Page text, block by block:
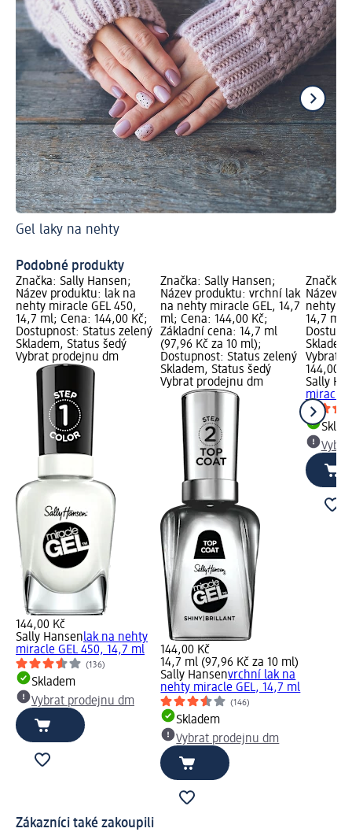
Gel laky na nehty
Podobné produkty
Značka: Sally Hansen;
Název produktu: lak na
nehty miracle GEL 450,
14,7 ml; Cena: 144,00 Kč;
Dostupnost: Status zelený
Skladem, Status šedý
Vybrat prodejnu dm
144,00 Kč
Sally Hansenlak na nehty
miracle GEL 450, 14,7 ml
(136)
Skladem
Vybrat prodejnu dm
Značka: Sally Hansen;
Název produktu: vrchní lak
na nehty miracle GEL, 14,7
ml; Cena: 144,00 Kč;
Základní cena: 14,7 ml
(97,96 Kč za 10 ml);
Dostupnost: Status zelený
Skladem, Status šedý
Vybrat prodejnu dm
144,00 Kč
14,7 ml (97,96 Kč za 10 ml)
Sally Hansenvrchní lak na
nehty miracle GEL, 14,7 ml
(146)
Skladem
Vybrat prodejnu dm
Značka:
Název
nehty
14,7 ml;
Vybrat
144,00
Sally
miracle
Zákazníci také zakoupili